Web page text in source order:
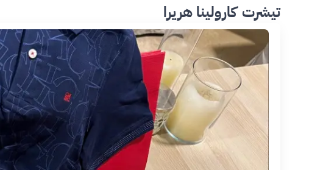
تيشرت كارولينا هريرا